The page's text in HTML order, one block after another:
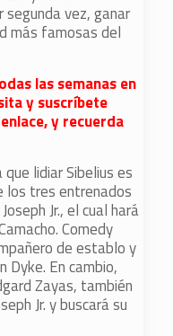
vez, ganar
más famosas del
las semanas en
y suscríbete
y recuerda
lidiar Sibelius es
los tres entrenados
Jr., el cual hará
Comedy
de establo y
Dyke. En cambio,
Zayas, también
Jr. y buscará su